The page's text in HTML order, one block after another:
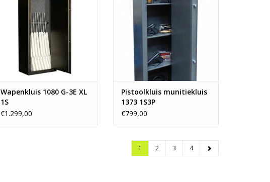
TOEVOEGEN AAN WINKELWAGEN
Wapenkluis 1080 G-3E XL
1S
€1.299,00
TOEVOEGEN AAN WINKELWAGEN
Pistoolkluis munitiekluis
1373 1S3P
€799,00
1 2 3 4